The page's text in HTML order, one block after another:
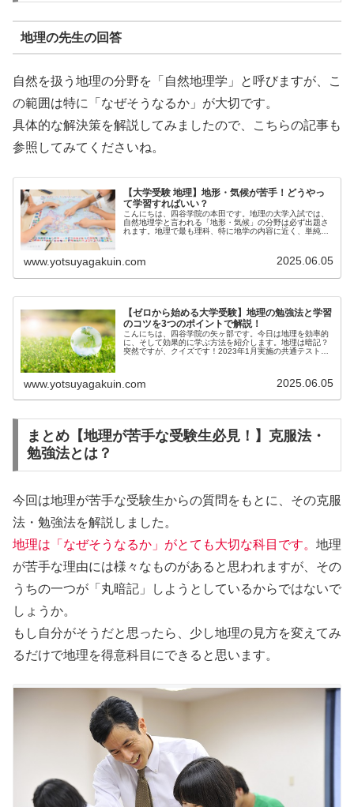
地理の先生の回答
自然を扱う地理の分野を 「自然地理学」
と呼びますが、こ
の範囲は特に「なぜそうなるか」が大切です。
具体的な解決策を解説してみましたので、こちらの記事も
参照してみてくださいね。
【大学受験 地理】地形・気候が苦手！どうやっ
て学習すればいい？
こんにちは、四谷学院の本田です。地理の大学入試では、
自然地理学と言われる「地形・気候」の分野は必ず出題さ
れます。地理で最も理科、特に地学の内容に近く、単純暗
www.yotsuyagakuin.com 2025.06.05
【ゼロから始める大学受験】地理の勉強法と学習
のコツを3つのポイントで解説！
こんにちは、四谷学院の矢ヶ部です。今日は地理を効率的
に、そして効果的に学ぶ方法を紹介します。地理は暗記？
突然ですが、クイズです！2023年1月実施の共通テスト
www.yotsuyagakuin.com 2025.06.05
まとめ【地理が苦手な受験生必見！】克服法・
勉強法とは？
今回は地理が苦手な受験生からの質問をもとに、その克服
法・勉強法を解説しました。
地理は「なぜそうなるか」がとても大切な科目です。 地理
が苦手な理由には様々なものがあると思われますが、その
うちの一つが「丸暗記」しようとしているからではないで
しょうか。
もし自分がそうだと思ったら、少し地理の見方を変えてみ
るだけで地理を得意科目にできると思います。